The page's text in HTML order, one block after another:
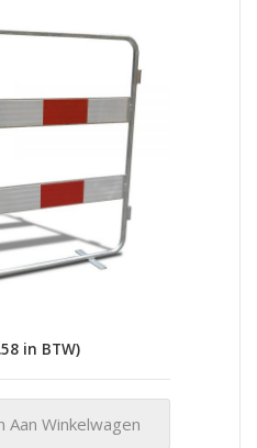
in BTW)
Aan Winkelwagen